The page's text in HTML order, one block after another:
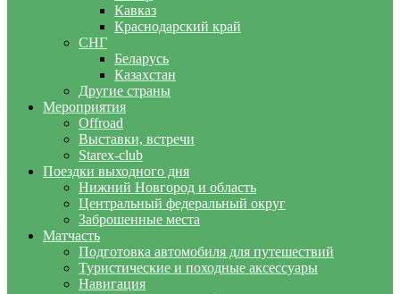
Кавказ
Краснодарский край
СНГ
Беларусь
Казахстан
Другие страны
Мероприятия
Offroad
Выставки, встречи
Starex-club
Поездки выходного дня
Нижний Новгород и область
Центральный федеральный округ
Заброшенные места
Матчасть
Подготовка автомобиля для путешествий
Туристические и походные аксессуары
Навигация